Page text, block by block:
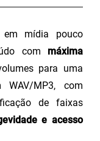
mídia pouco
com máxima
para uma
WAV/MP3, com
de faixas
e acesso